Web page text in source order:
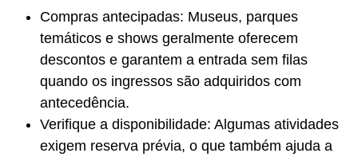
Compras antecipadas: Museus, parques
temáticos e shows geralmente oferecem
descontos e garantem a entrada sem filas
quando os ingressos são adquiridos com
antecedência.
Verifique a disponibilidade: Algumas atividades
exigem reserva prévia, o que também ajuda a